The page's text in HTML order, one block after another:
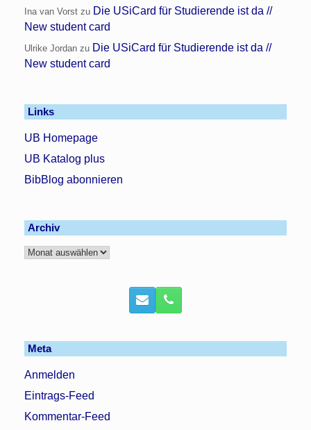
Ina van Vorst zu Die USiCard für Studierende ist da //
New student card
Ulrike Jordan zu Die USiCard für Studierende ist da //
New student card
Links
UB Homepage
UB Katalog plus
BibBlog abonnieren
Archiv
Archiv
Meta
Anmelden
Eintrags-Feed
Kommentar-Feed